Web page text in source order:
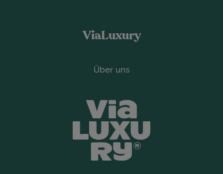
ViaLuxury
Über uns